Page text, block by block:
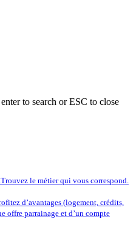
to search or ESC to close
Trouvez le métier qui vous correspond.
d’avantages (logement, crédits,
offre parrainage et d’un compte